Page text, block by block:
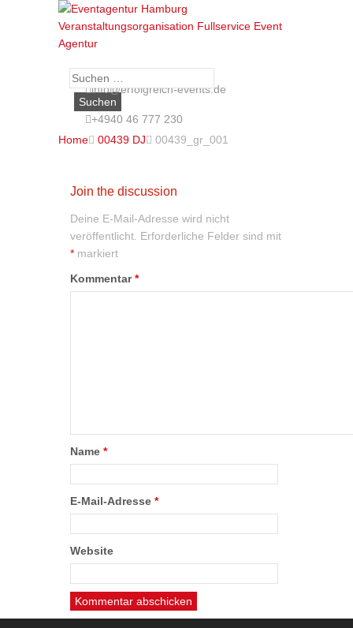
Suche
nach:info@erfolgreich-events.de
+4940 46 777 230
Home 00439 DJ 00439_gr_001
Join the discussion
Deine E-Mail-Adresse wird nicht
veröffentlicht. Erforderliche Felder sind mit
* markiert
Kommentar*
Name *
E-Mail-Adresse *
Website